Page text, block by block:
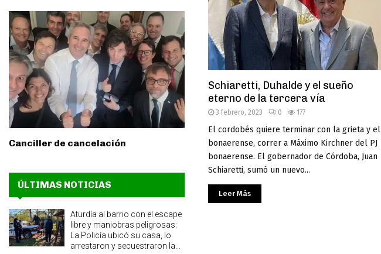
Schiaretti, Duhalde y el sueño
eterno de la tercera vía
3 febrero, 2023 0 177
El cordobés quiere terminar con la grieta y el
bonaerense, correr a Máximo Kirchner del PJ
bonaerense. El gobernador de Córdoba, Juan
Schiaretti, sumó un nuevo...
Leer Más
Canciller de cancelación
ÚLTIMAS NOTICIAS
Aturdía al barrio con el escape
libre y maniobras peligrosas:
La Policía ubicó su casa, lo
arrestaron y secuestraron la...